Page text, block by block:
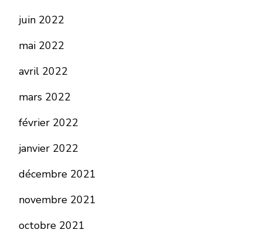
juin 2022
mai 2022
avril 2022
mars 2022
février 2022
janvier 2022
décembre 2021
novembre 2021
octobre 2021